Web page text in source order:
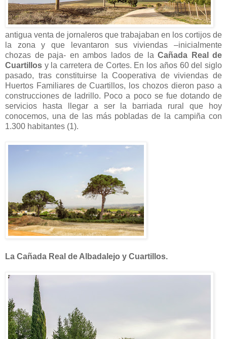
antigua venta de jornaleros que trabajaban en los cortijos de
la zona y que levantaron sus viviendas –inicialmente
chozas de paja- en ambos lados de la Cañada Real de
Cuartillos y la carretera de Cortes. En los años 60 del siglo
pasado, tras constituirse la Cooperativa de viviendas de
Huertos Familiares de Cuartillos, los chozos dieron paso a
construcciones de ladrillo. Poco a poco se fue dotando de
servicios hasta llegar a ser la barriada rural que hoy
conocemos, una de las más pobladas de la campiña con
1.300 habitantes (1).
La Cañada Real de Albadalejo y Cuartillos.